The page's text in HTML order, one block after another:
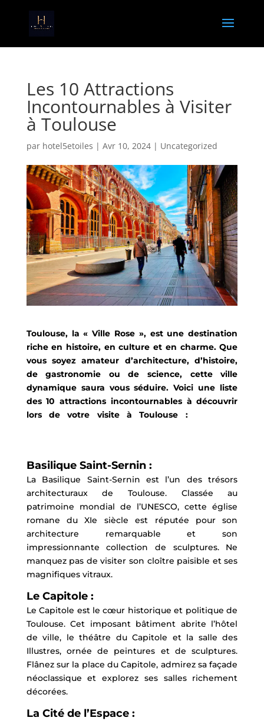
Les 10 Attractions
Incontournables à Visiter
à Toulouse
par hotel5etoiles | Avr 10, 2024| Uncategorized
Toulouse, la « Ville Rose », est une destination
riche en histoire, en culture et en charme. Que
vous soyez amateur d’architecture, d’histoire,
de gastronomie ou de science, cette ville
dynamique saura vous séduire. Voici une liste
des 10 attractions incontournables à découvrir
lors de votre visite à Toulouse :
Basilique Saint-Sernin :
La Basilique Saint-Sernin est l’un des trésors
architecturaux de Toulouse. Classée au
patrimoine mondial de l’UNESCO, cette église
romane du XIe siècle est réputée pour son
architecture remarquable et son
impressionnante collection de sculptures. Ne
manquez pas de visiter son cloître paisible et ses
magnifiques vitraux.
Le Capitole :
Le Capitole est le cœur historique et politique de
Toulouse. Cet imposant bâtiment abrite l’hôtel
de ville, le théâtre du Capitole et la salle des
Illustres, ornée de peintures et de sculptures.
Flânez sur la place du Capitole, admirez sa façade
néoclassique et explorez ses salles richement
décorées.
La Cité de l’Espace :